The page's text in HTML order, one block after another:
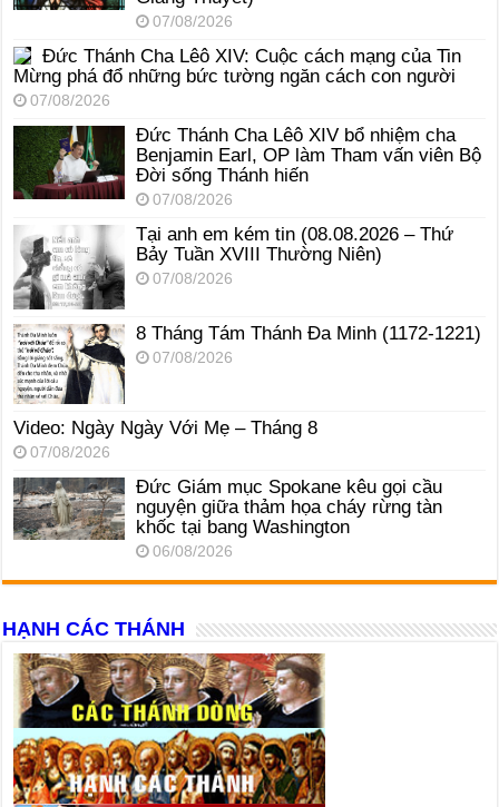
07/08/2026
Đức Thánh Cha Lêô XIV: Cuộc cách mạng của Tin
Mừng phá đổ những bức tường ngăn cách con người
07/08/2026
Đức Thánh Cha Lêô XIV bổ nhiệm cha
Benjamin Earl, OP làm Tham vấn viên Bộ
Đời sống Thánh hiến
07/08/2026
Tại anh em kém tin (08.08.2026 – Thứ
Bảy Tuần XVIII Thường Niên)
07/08/2026
8 Tháng Tám Thánh Ða Minh (1172-1221)
07/08/2026
Video: Ngày Ngày Với Mẹ – Tháng 8
07/08/2026
Đức Giám mục Spokane kêu gọi cầu
nguyện giữa thảm họa cháy rừng tàn
khốc tại bang Washington
06/08/2026
HẠNH CÁC THÁNH